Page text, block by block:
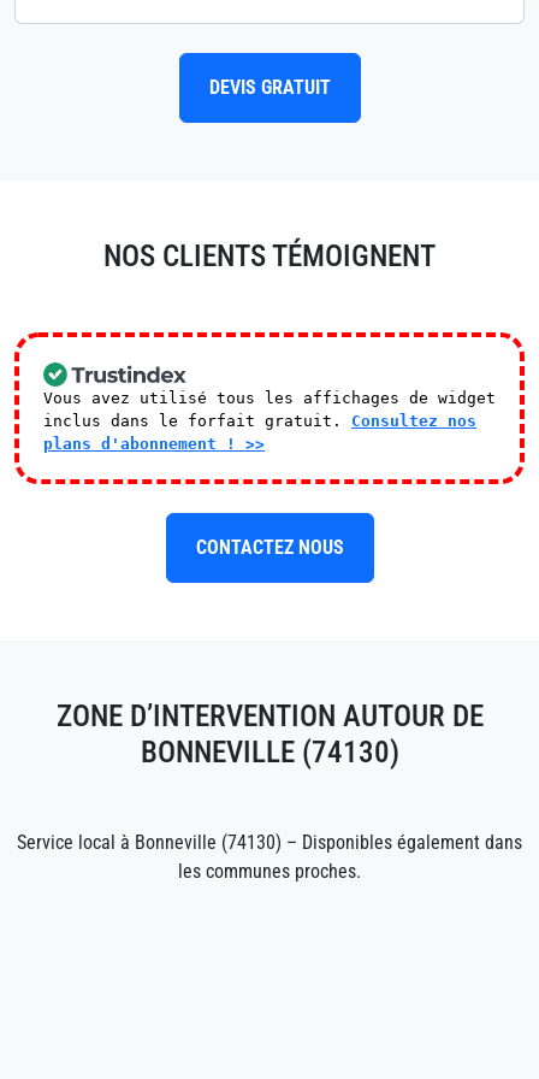
DEVIS GRATUIT
NOS CLIENTS TÉMOIGNENT
Vous avez utilisé tous les affichages de widget
inclus dans le forfait gratuit. Consultez nos
plans d'abonnement ! >>
CONTACTEZ NOUS
ZONE D’INTERVENTION AUTOUR DE
BONNEVILLE (74130)
Service local à Bonneville (74130) – Disponibles également dans
les communes proches.